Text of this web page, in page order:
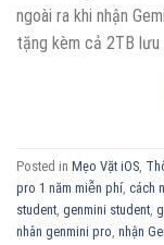
ngoài ra khi nhận
tặng kèm cả 2TB lưu
Posted in Mẹo Vặt iOS
pro 1 năm miễn phí cách
student genmini student
nhân genmini pro nhận